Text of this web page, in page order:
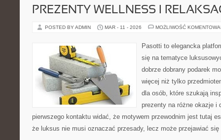
PREZENTY WELLNESS I
POSTED BY ADMIN MAR - 11 - 2026 MOŻLIWOŚĆ
Pasotti to elegancka
się na tematyce
dobrze dobrany podarek
więcej niż tylko
dla osób, które szukają
prezenty na różne okazje i
pierwszego kontaktu widać, że motywem przewodnim jest tutaj
że luksus nie musi oznaczać przesady, lecz może przejawiać